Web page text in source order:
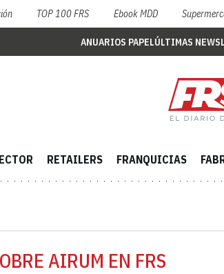
TOP 100 FRS Ebook MDD
ANUARIOS PAPELÚLTIMAS
RETAILERS FRANQUICIAS
AIRUM EN FRS